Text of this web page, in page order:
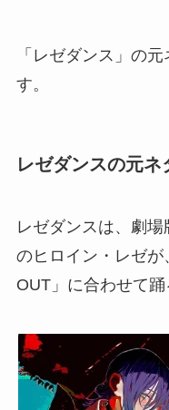
「レゼダンス」の
す。
レゼダンスの元ネ
レゼダンスは、劇場
のヒロイン・レゼ
OUT」に合わせて踊